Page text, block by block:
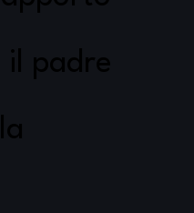
il padre